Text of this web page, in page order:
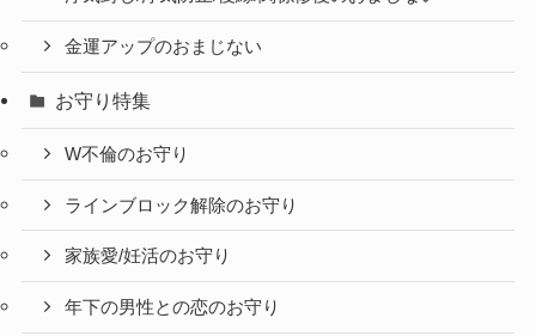
金運アップのおまじない
お守り特集
W不倫のお守り
ラインブロック解除のお守り
家族愛/妊活のお守り
年下の男性との恋のお守り